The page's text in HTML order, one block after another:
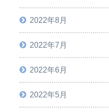
2022年8月
2022年7月
2022年6月
2022年5月